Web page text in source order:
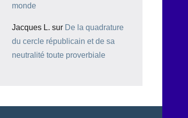
monde
Jacques L. sur De la quadrature
du cercle républicain et de sa
neutralité toute proverbiale